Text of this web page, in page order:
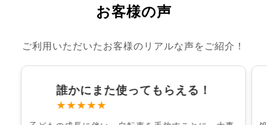
お客様の声
ご利用いただいたお客様のリアルな声をご紹介！
誰かにまた使ってもらえる！
★★★★★